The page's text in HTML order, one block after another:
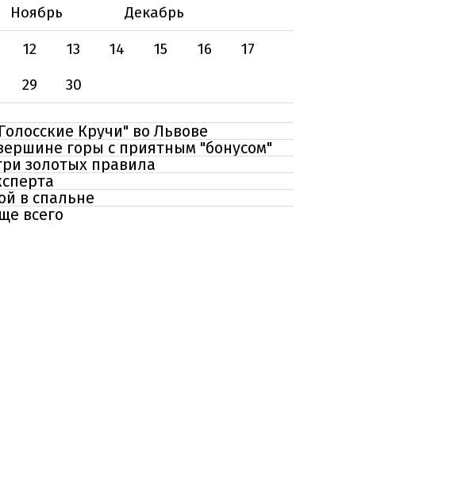
Ноябрь
Декабрь
12 13 14 15 16
17
29 30
Кручи" во Львове
горы с приятным "бонусом"
золотых правила
в спальне
всего